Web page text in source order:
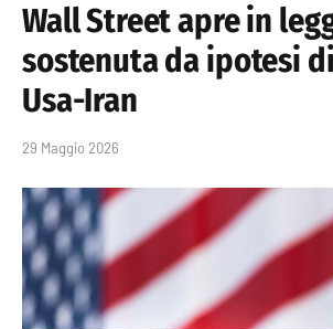
Wall Street apre in
sostenuta da ipotesi
Usa-Iran
29 Maggio 2026